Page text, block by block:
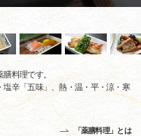
料理です。
辛「五味」、熱・温・平・涼・寒
「薬膳料理」とは